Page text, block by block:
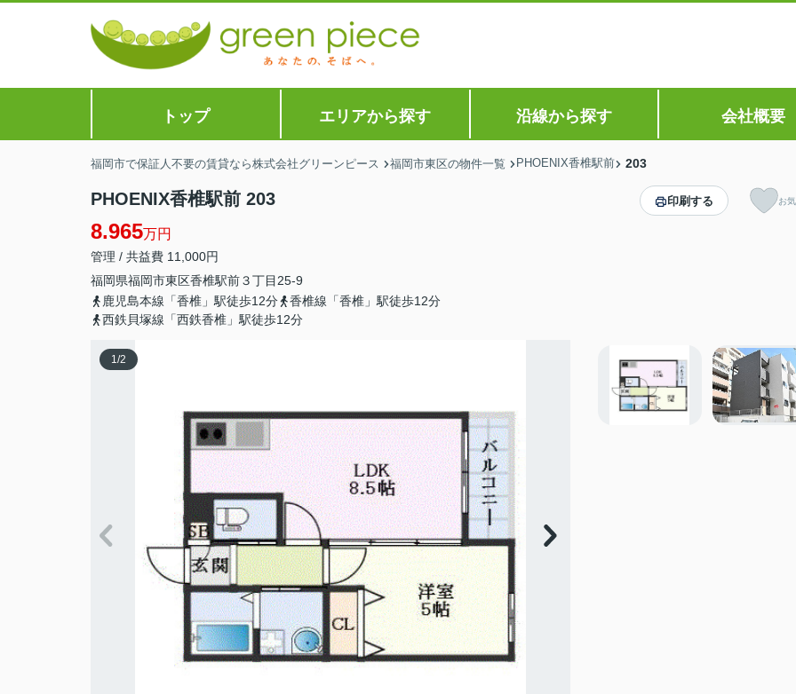
トップ エリアから探す 沿線から探す 会社概要
福岡市で保証人不要の賃貸なら株式会社グリーンピース 福岡市東区の物件一覧 PHOENIX香椎駅前 203
PHOENIX香椎駅前 203
8.965万円
管理 / 共益費 11,000円
福岡県福岡市東区香椎駅前３丁目25-9
鹿児島本線「香椎」駅徒歩12分
香椎線「香椎」駅徒歩12分
西鉄貝塚線「西鉄香椎」駅徒歩12分
印刷する お
1/2